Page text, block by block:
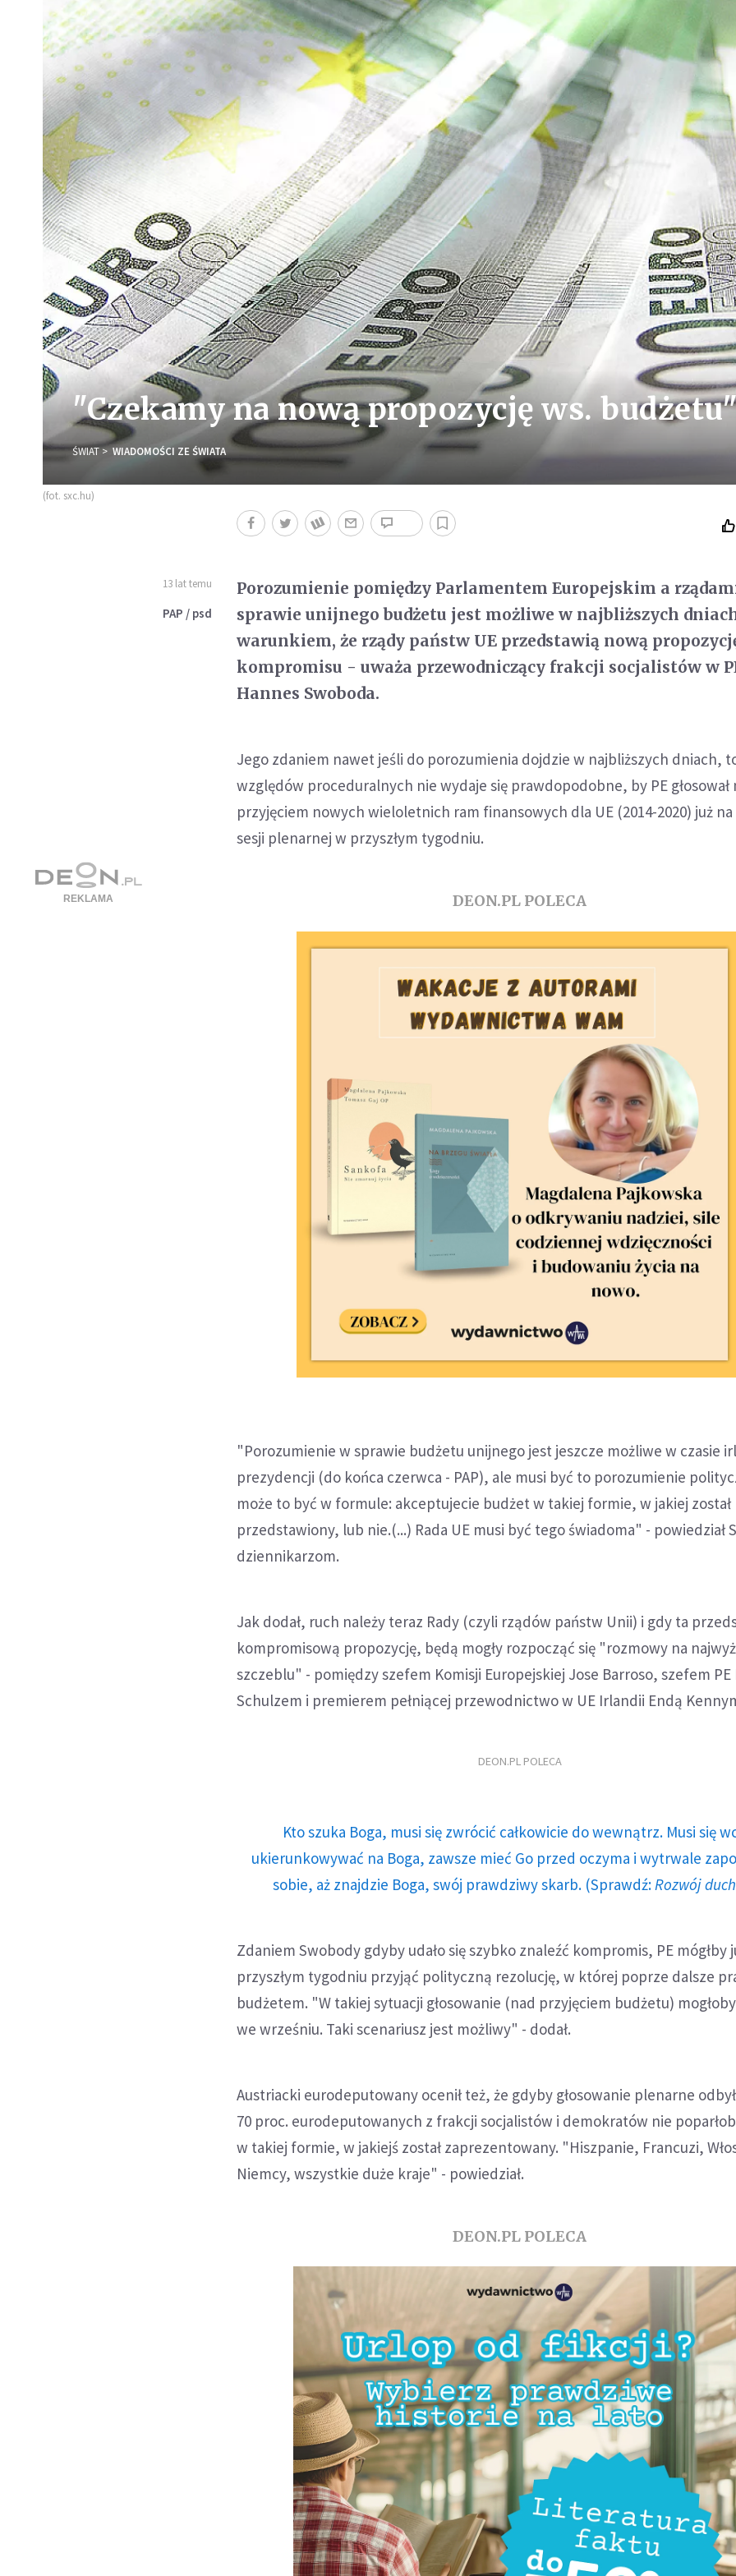
"Czekamy na nową propozycję ws.
ŚWIAT WIADOMOŚCI ZE ŚWIATA
(fot. sxc.hu)
13 lat temu
PAP / psd
Porozumienie pomiędzy Parlamentem Europejskim a
sprawie unijnego budżetu jest możliwe w najbliższych
warunkiem, że rządy państw UE przedstawią nową
kompromisu - uważa przewodniczący frakcji socjalistów w
Hannes Swoboda.
Jego zdaniem nawet jeśli do porozumienia dojdzie w najbliższych dniach,
względów proceduralnych nie wydaje się prawdopodobne, by PE głosował
przyjęciem nowych wieloletnich ram finansowych dla UE (2014-2020) już
sesji plenarnej w przyszłym tygodniu.
DEON.PL POLECA
"Porozumienie w sprawie budżetu unijnego jest jeszcze możliwe w czasie
prezydencji (do końca czerwca - PAP), ale musi być to porozumienie
może to być w formule: akceptujecie budżet w takiej formie, w jakiej został
przedstawiony, lub nie.(...) Rada UE musi być tego świadoma" - powiedział
dziennikarzom.
Jak dodał, ruch należy teraz Rady (czyli rządów państw Unii) i gdy ta
kompromisową propozycję, będą mogły rozpocząć się "rozmowy na
szczeblu" - pomiędzy szefem Komisji Europejskiej Jose Barroso, szefem
Schulzem i premierem pełniącej przewodnictwo w UE Irlandii Endą
DEON.PL POLECA
Kto szuka Boga, musi się zwrócić całkowicie do wewnątrz. Musi się
ukierunkowywać na Boga, zawsze mieć Go przed oczyma i wytrwale
sobie, aż znajdzie Boga, swój prawdziwy skarb. (Sprawdź: Rozwój
Zdaniem Swobody gdyby udało się szybko znaleźć kompromis, PE mógłby
przyszłym tygodniu przyjąć polityczną rezolucję, w której poprze dalsze
budżetem. "W takiej sytuacji głosowanie (nad przyjęciem budżetu)
we wrześniu. Taki scenariusz jest możliwy" - dodał.
Austriacki eurodeputowany ocenił też, że gdyby głosowanie plenarne
70 proc. eurodeputowanych z frakcji socjalistów i demokratów nie
w takiej formie, w jakiejś został zaprezentowany. "Hiszpanie, Francuzi,
Niemcy, wszystkie duże kraje" - powiedział.
DEON.PL POLECA